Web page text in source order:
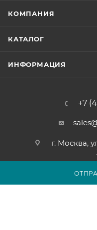
КОМПАНИЯ
КАТАЛОГ
ИНФОРМАЦИЯ
+7
г. Москва,